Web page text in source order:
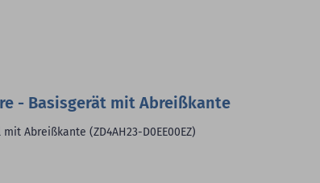
- Basisgerät mit Abreißkante
Abreißkante (ZD4AH23-D0EE00EZ)